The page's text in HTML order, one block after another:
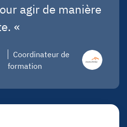
agir de manière
«
Coordinateur de
formation